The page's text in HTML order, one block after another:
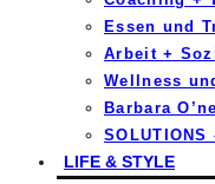
Essen und
Arbeit +
Wellness
Barbara
LIFE & STYLE